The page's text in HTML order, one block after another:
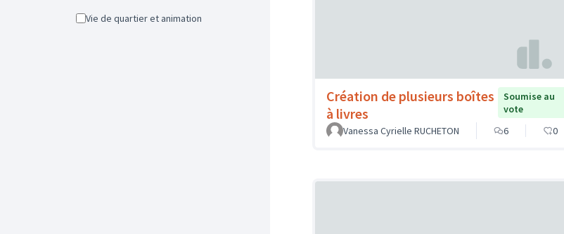
Vie de quartier et animation
Création de plusieurs boîtes
à livres
Soumise au
vote
Vanessa Cyrielle RUCHETON
6 0